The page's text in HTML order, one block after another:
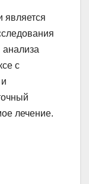
является
анализа
с
лечение.